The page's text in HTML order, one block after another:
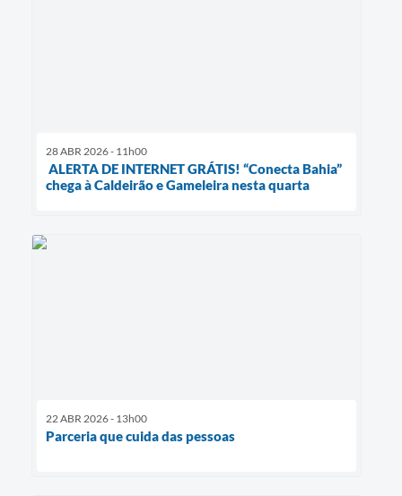
28 ABR 2026 - 11h00
ALERTA DE INTERNET GRÁTIS! “Conecta Bahia”
chega à Caldeirão e Gameleira nesta quarta
22 ABR 2026 - 13h00
Parceria que cuida das pessoas